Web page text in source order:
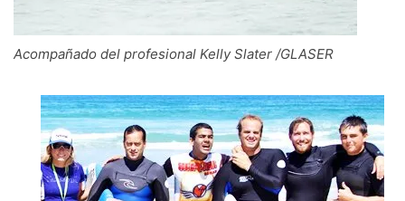
Acompañado del profesional Kelly Slater /GLASER